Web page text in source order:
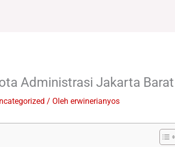
Administrasi Jakarta Barat
/ Oleh erwinerianyos